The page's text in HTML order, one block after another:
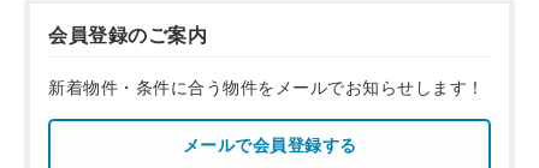
会員登録のご案内
新着物件・条件に合う物件をメールでお知らせします！
メールで会員登録する